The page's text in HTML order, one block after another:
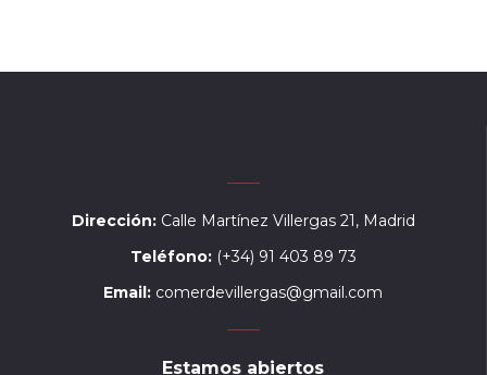
Dirección: Calle Martínez Villergas 21, Madrid
Teléfono: (+34) 91 403 89 73
Email: comerdevillergas@gmail.com
Estamos abiertos